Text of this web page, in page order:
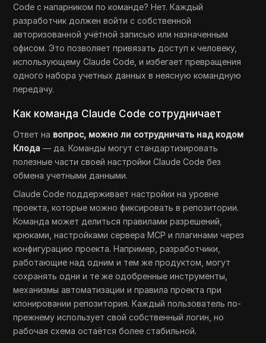
Code с напарником по команде? Нет. Каждый
разработчик должен войти с собственной
авторизованной учётной записью или назначенным
офисом. Это позволяет привязать доступ к человеку,
использующему Claude Code, и избегает превращения
одного набора учетных данных в неясную командную
передачу.
Как команда Claude Code сотрудничает
Ответ на вопрос, можно ли сотрудничать над кодом
Клода — да. Команды могут стандартизировать
полезные части своей настройки Claude Code без
обмена учетными данными.
Claude Code поддерживает настройки на уровне
проекта, которые можно фиксировать в репозитории.
Команда может делиться правилами разрешений,
крюками, настройками сервера MCP и плагинами через
конфигурацию проекта. Например, разработчики,
работающие над одним и тем же продуктом, могут
сохранять одни и те же одобренные инструменты,
механизмы автоматизации и правила проекта при
клонировании репозитория. Каждый пользователь по-
прежнему использует свой собственный логин, но
рабочая схема остаётся более стабильной.